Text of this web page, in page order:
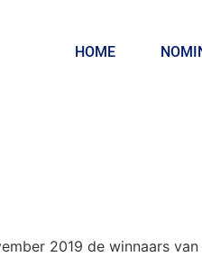
HOME
2019 de winnaars